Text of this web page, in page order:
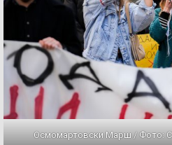
Осмомартовски Марш / Фото: